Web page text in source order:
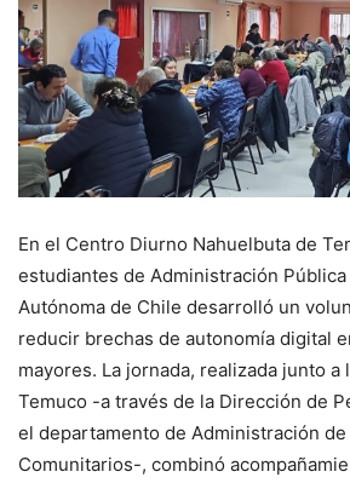
En el Centro Diurno Nahuelbuta de
estudiantes de Administración
Autónoma de Chile desarrolló un
reducir brechas de autonomía digital
mayores. La jornada, realizada junto a
Temuco -a través de la Dirección de
el departamento de Administración
Comunitarios-, combinó